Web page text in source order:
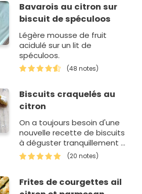
Bavarois au citron sur
biscuit de spéculoos
Légère mousse de fruit
acidulé sur un lit de
spéculoos.
(48 notes)
Biscuits craquelés au
citron
On a toujours besoin d'une
nouvelle recette de biscuits
à déguster tranquillement à
la maison. Cette recette de
biscuits au citron est
(20 notes)
Frites de courgettes ail